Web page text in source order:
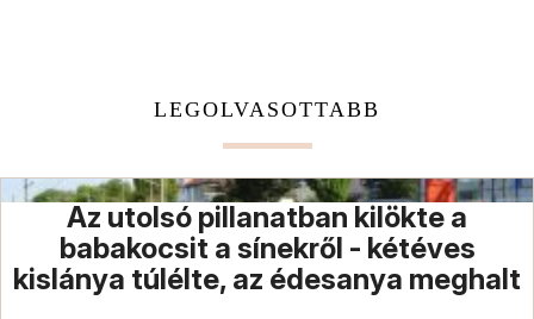
LEGOLVASOTTABB
Az utolsó pillanatban kilökte a
babakocsit a sínekről - kétéves
kislánya túlélte, az édesanya meghalt